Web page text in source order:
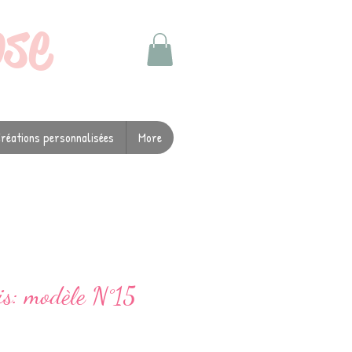
personnalisées More
modèle N°15